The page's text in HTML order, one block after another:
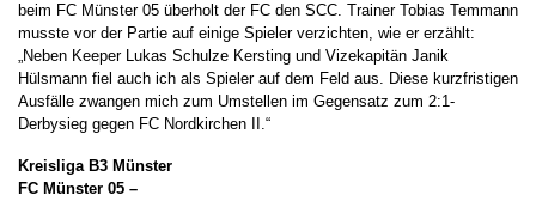
beim FC Münster 05 überholt der FC den SCC. Trainer Tobias Temmann
musste vor der Partie auf einige Spieler verzichten, wie er erzählt:
„Neben Keeper Lukas Schulze Kersting und Vizekapitän Janik
Hülsmann fiel auch ich als Spieler auf dem Feld aus. Diese kurzfristigen
Ausfälle zwangen mich zum Umstellen im Gegensatz zum 2:1-
Derbysieg gegen FC Nordkirchen II.“
Kreisliga B3 Münster
FC Münster 05 –